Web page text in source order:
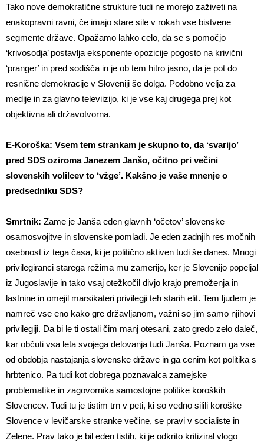
Tako nove demokratične strukture tudi ne morejo zaživeti na
enakopravni ravni, če imajo stare sile v rokah vse bistvene
segmente države. Opažamo lahko celo, da se s pomočjo
‘krivosodja’ postavlja eksponente opozicije pogosto na krivični
‘pranger’ in pred sodišča in je ob tem hitro jasno, da je pot do
resnične demokracije v Sloveniji še dolga. Podobno velja za
medije in za glavno televiizijo, ki je vse kaj drugega prej kot
objektivna ali državotvorna.
E-Koroška: Vsem tem strankam je skupno to, da ‘svarijo’
pred SDS oziroma Janezem Janšo, očitno pri večini
slovenskih volilcev to ‘vžge’. Kakšno je vaše mnenje o
predsedniku SDS?
Smrtnik: Zame je Janša eden glavnih ‘očetov’ slovenske
osamosvojitve in slovenske pomladi. Je eden zadnjih res močnih
osebnost iz tega časa, ki je politično aktiven tudi še danes. Mnogi
privilegiranci starega režima mu zamerijo, ker je Slovenijo popeljal
iz Jugoslavije in tako vsaj otežkočil divjo krajo premoženja in
lastnine in omejil marsikateri privilegji teh starih elit. Tem ljudem je
namreč vse eno kako gre državljanom, važni so jim samo njihovi
privilegiji. Da bi le ti ostali čim manj otesani, zato gredo zelo daleč,
kar občuti vsa leta svojega delovanja tudi Janša. Poznam ga vse
od obdobja nastajanja slovenske države in ga cenim kot politika s
hrbtenico. Pa tudi kot dobrega poznavalca zamejske
problematike in zagovornika samostojne politike koroških
Slovencev. Tudi tu je tistim trn v peti, ki so vedno silili koroške
Slovence v levičarske stranke večine, se pravi v socialiste in
Zelene. Prav tako je bil eden tistih, ki je odkrito kritiziral vlogo